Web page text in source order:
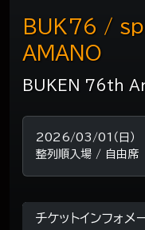
BUKEN 76th
BUK76 /
AMANO
2026/03/01（日
整列順入場 / 自由席
チケットインフォメ